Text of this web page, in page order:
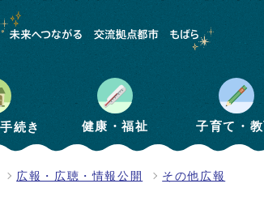
続き 健康・福祉 子育て・
広報・広聴・情報公開 その他広報